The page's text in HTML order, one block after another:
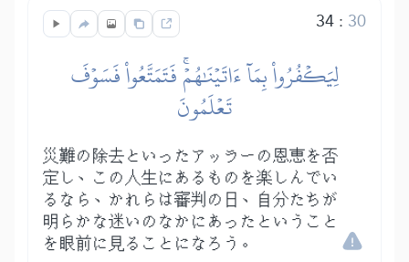
34: 30
لِيَكۡفُرُواْ بِمَآ ءَاتَيۡنَٰهُمۡۚ فَتَمَتَّعُواْ فَسَوۡفَ
تَعۡلَمُونَ
災難の除去といったアッラーの恩恵を否
定し、この人生にあるものを楽しんでい
るなら、かれらは審判の日、自分たちが
明らかな迷いのなかにあったということ
を眼前に見ることになろう。